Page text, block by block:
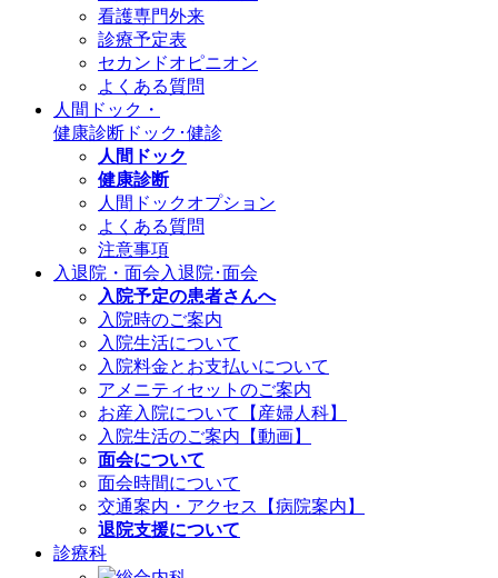
看護専門外来
診療予定表
セカンドオピニオン
よくある質問
人間ドック・
健康診断 ドック･健診
人間ドック
健康診断
人間ドックオプション
よくある質問
注意事項
入退院・面会 入退院･面会
入院予定の患者さんへ
入院時のご案内
入院生活について
入院料金とお支払いについて
アメニティセットのご案内
お産入院について【産婦人科】
入院生活のご案内【動画】
面会について
面会時間について
交通案内・アクセス【病院案内】
退院支援について
診療科